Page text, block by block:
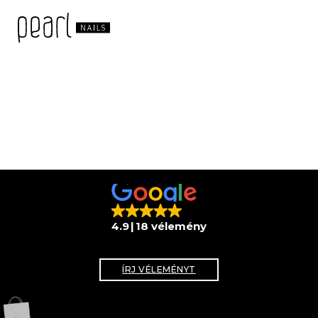
4.9 18 vélemény
ÍRJ VÉLEMÉNYT